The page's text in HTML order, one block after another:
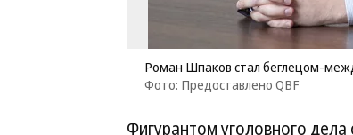
Роман Шпаков стал беглецом-
Фото: Предоставлено QBF
Фигурантом уголовного